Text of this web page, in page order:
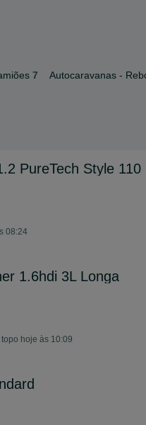
7 Autocaravanas -
PureTech Style 110
08:24
1.6hdi 3L Longa
hoje às 10:09